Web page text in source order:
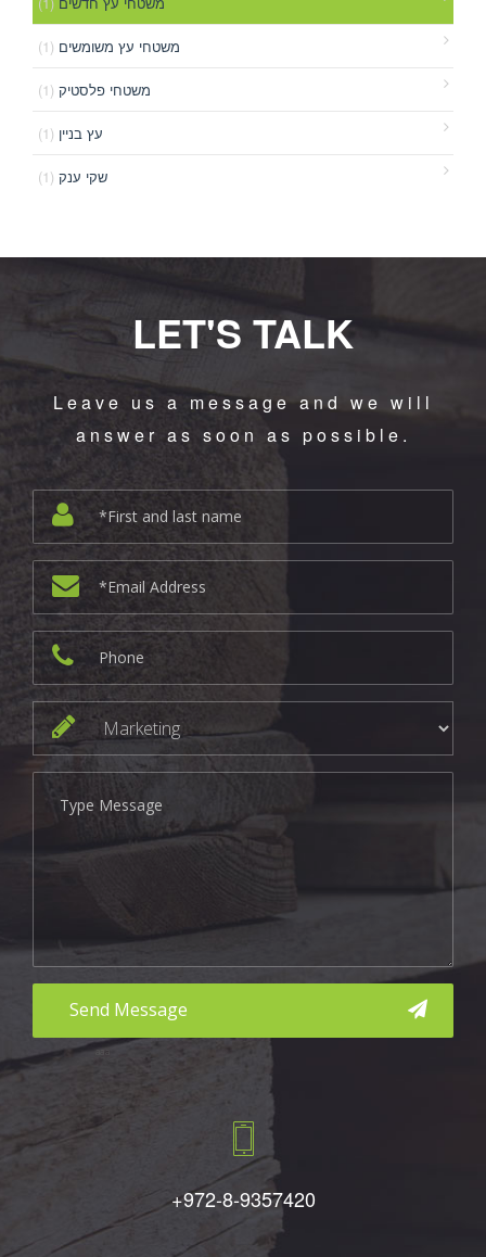
משטחי עץ משומשים (1)
משטחי פלסטיק (1)
עץ בניין (1)
שקי ענק (1)
LET'S TALK
Leave us a message and we will
answer as soon as possible.
aaa
+972-8-9357420